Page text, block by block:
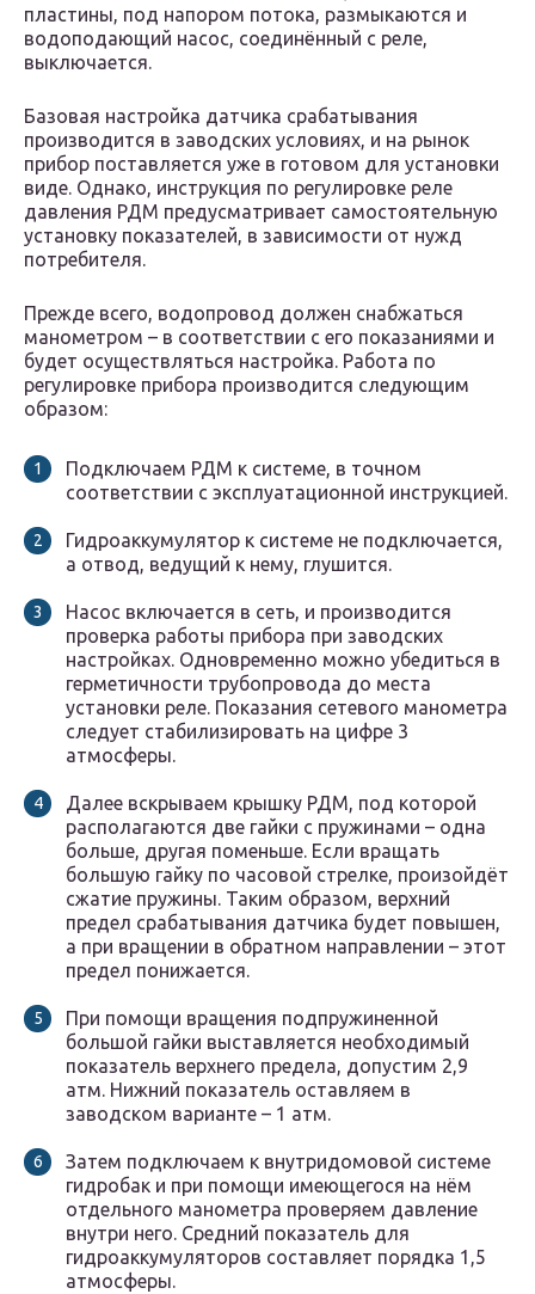
пластины, под напором потока, размыкаются и
водоподающий насос, соединённый с реле,
выключается.
Базовая настройка датчика срабатывания
производится в заводских условиях, и на рынок
прибор поставляется уже в готовом для установки
виде. Однако, инструкция по регулировке реле
давления РДМ предусматривает самостоятельную
установку показателей, в зависимости от нужд
потребителя.
Прежде всего, водопровод должен снабжаться
манометром – в соответствии с его показаниями и
будет осуществляться настройка. Работа по
регулировке прибора производится следующим
образом:
Подключаем РДМ к системе, в точном
соответствии с эксплуатационной инструкцией.
Гидроаккумулятор к системе не подключается,
а отвод, ведущий к нему, глушится.
Насос включается в сеть, и производится
проверка работы прибора при заводских
настройках. Одновременно можно убедиться в
герметичности трубопровода до места
установки реле. Показания сетевого манометра
следует стабилизировать на цифре 3
атмосферы.
Далее вскрываем крышку РДМ, под которой
располагаются две гайки с пружинами – одна
больше, другая поменьше. Если вращать
большую гайку по часовой стрелке, произойдёт
сжатие пружины. Таким образом, верхний
предел срабатывания датчика будет повышен,
а при вращении в обратном направлении – этот
предел понижается.
При помощи вращения подпружиненной
большой гайки выставляется необходимый
показатель верхнего предела, допустим 2,9
атм. Нижний показатель оставляем в
заводском варианте – 1 атм.
Затем подключаем к внутридомовой системе
гидробак и при помощи имеющегося на нём
отдельного манометра проверяем давление
внутри него. Средний показатель для
гидроаккумуляторов составляет порядка 1,5
атмосферы.